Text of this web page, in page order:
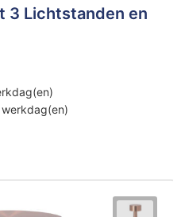
3 Lichtstanden en